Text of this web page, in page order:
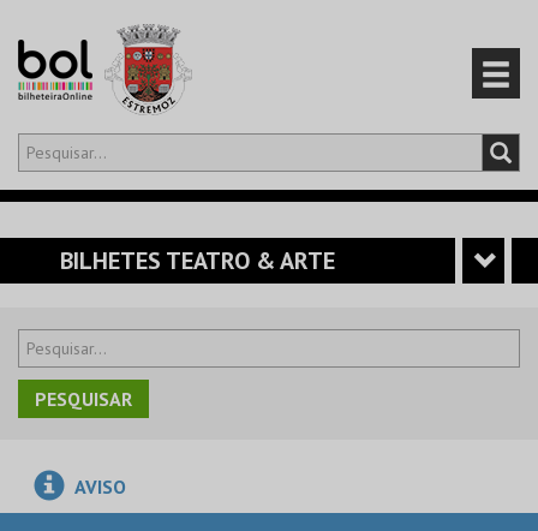
Olá,iniciar sessão
CARRINHO 0
CARTÕES
BILHETES TEATRO & ARTE
AVISO